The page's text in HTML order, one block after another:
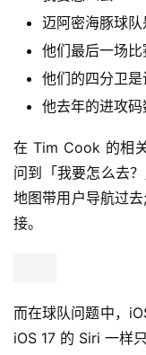
迈阿密海豚球队
他们最后一场比
他们的四分卫是
他去年的进攻码
在 Tim Cook 的相
问到「我要怎么去
地图带用户导航过
接。
而在球队问题中，
iOS 17 的 Siri 一样